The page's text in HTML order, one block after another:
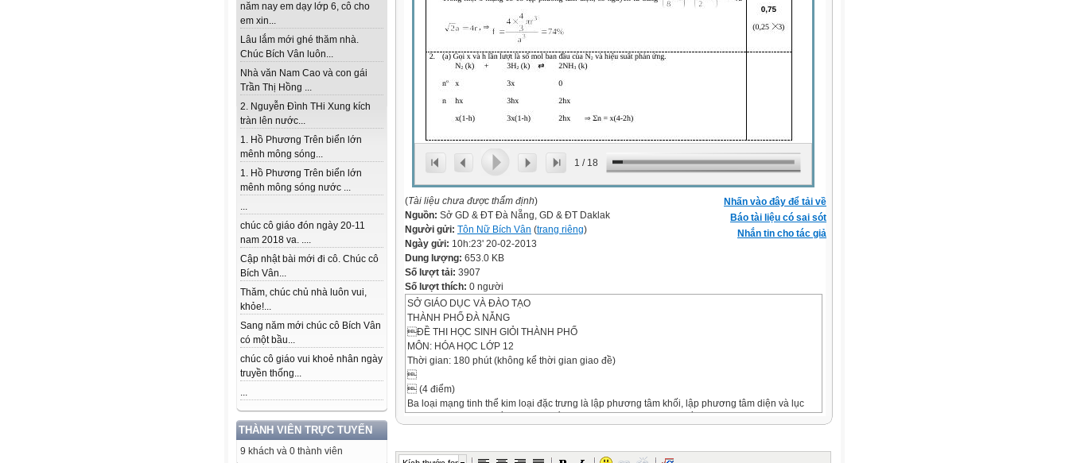
năm nay em dạy lớp 6, cô cho
em xin...
Lâu lắm mới ghé thăm nhà.
Chúc Bích Vân luôn...
Nhà văn Nam Cao và con gái
Trần Thị Hồng ...
2. Nguyễn Đình THi Xung kích
tràn lên nước...
1. Hồ Phương Trên biển lớn
mênh mông sóng...
1. Hồ Phương Trên biển lớn
mênh mông sóng nước ...
...
chúc cô giáo đón ngày 20-11
nam 2018 va. ....
Cập nhật bài mới đi cô. Chúc cô
Bích Vân...
Thăm, chúc chủ nhà luôn vui,
khỏe!...
Sang năm mới chúc cô Bích Vân
có một bầu...
chúc cô giáo vui khoẻ nhân ngày
truyền thống...
...
THÀNH VIÊN TRỰC TUYẾN
9 khách và 0 thành viên
1 / 18
Nhấn vào đây để tải về
Báo tài liệu có sai sót
Nhắn tin cho tác giả
(Tài liệu chưa được thẩm định)
Nguồn: Sở GD & ĐT Đà Nẵng, GD & ĐT Daklak
Người gửi: Tôn Nữ Bích Vân (trang riêng)
Ngày gửi: 10h:23' 20-02-2013
Dung lượng: 653.0 KB
Số lượt tải: 3907
Số lượt thích: 0 người
SỞ GIÁO DỤC VÀ ĐÀO TẠO
THÀNH PHỐ ĐÀ NẴNG
ĐỀ THI HỌC SINH GIỎI THÀNH PHỐ
MÔN: HÓA HỌC LỚP 12
Thời gian: 180 phút (không kể thời gian giao đề)

 (4 điểm)
Ba loại mạng tinh thể kim loại đặc trưng là lập phương tâm khối, lập phương tâm diện và lục
